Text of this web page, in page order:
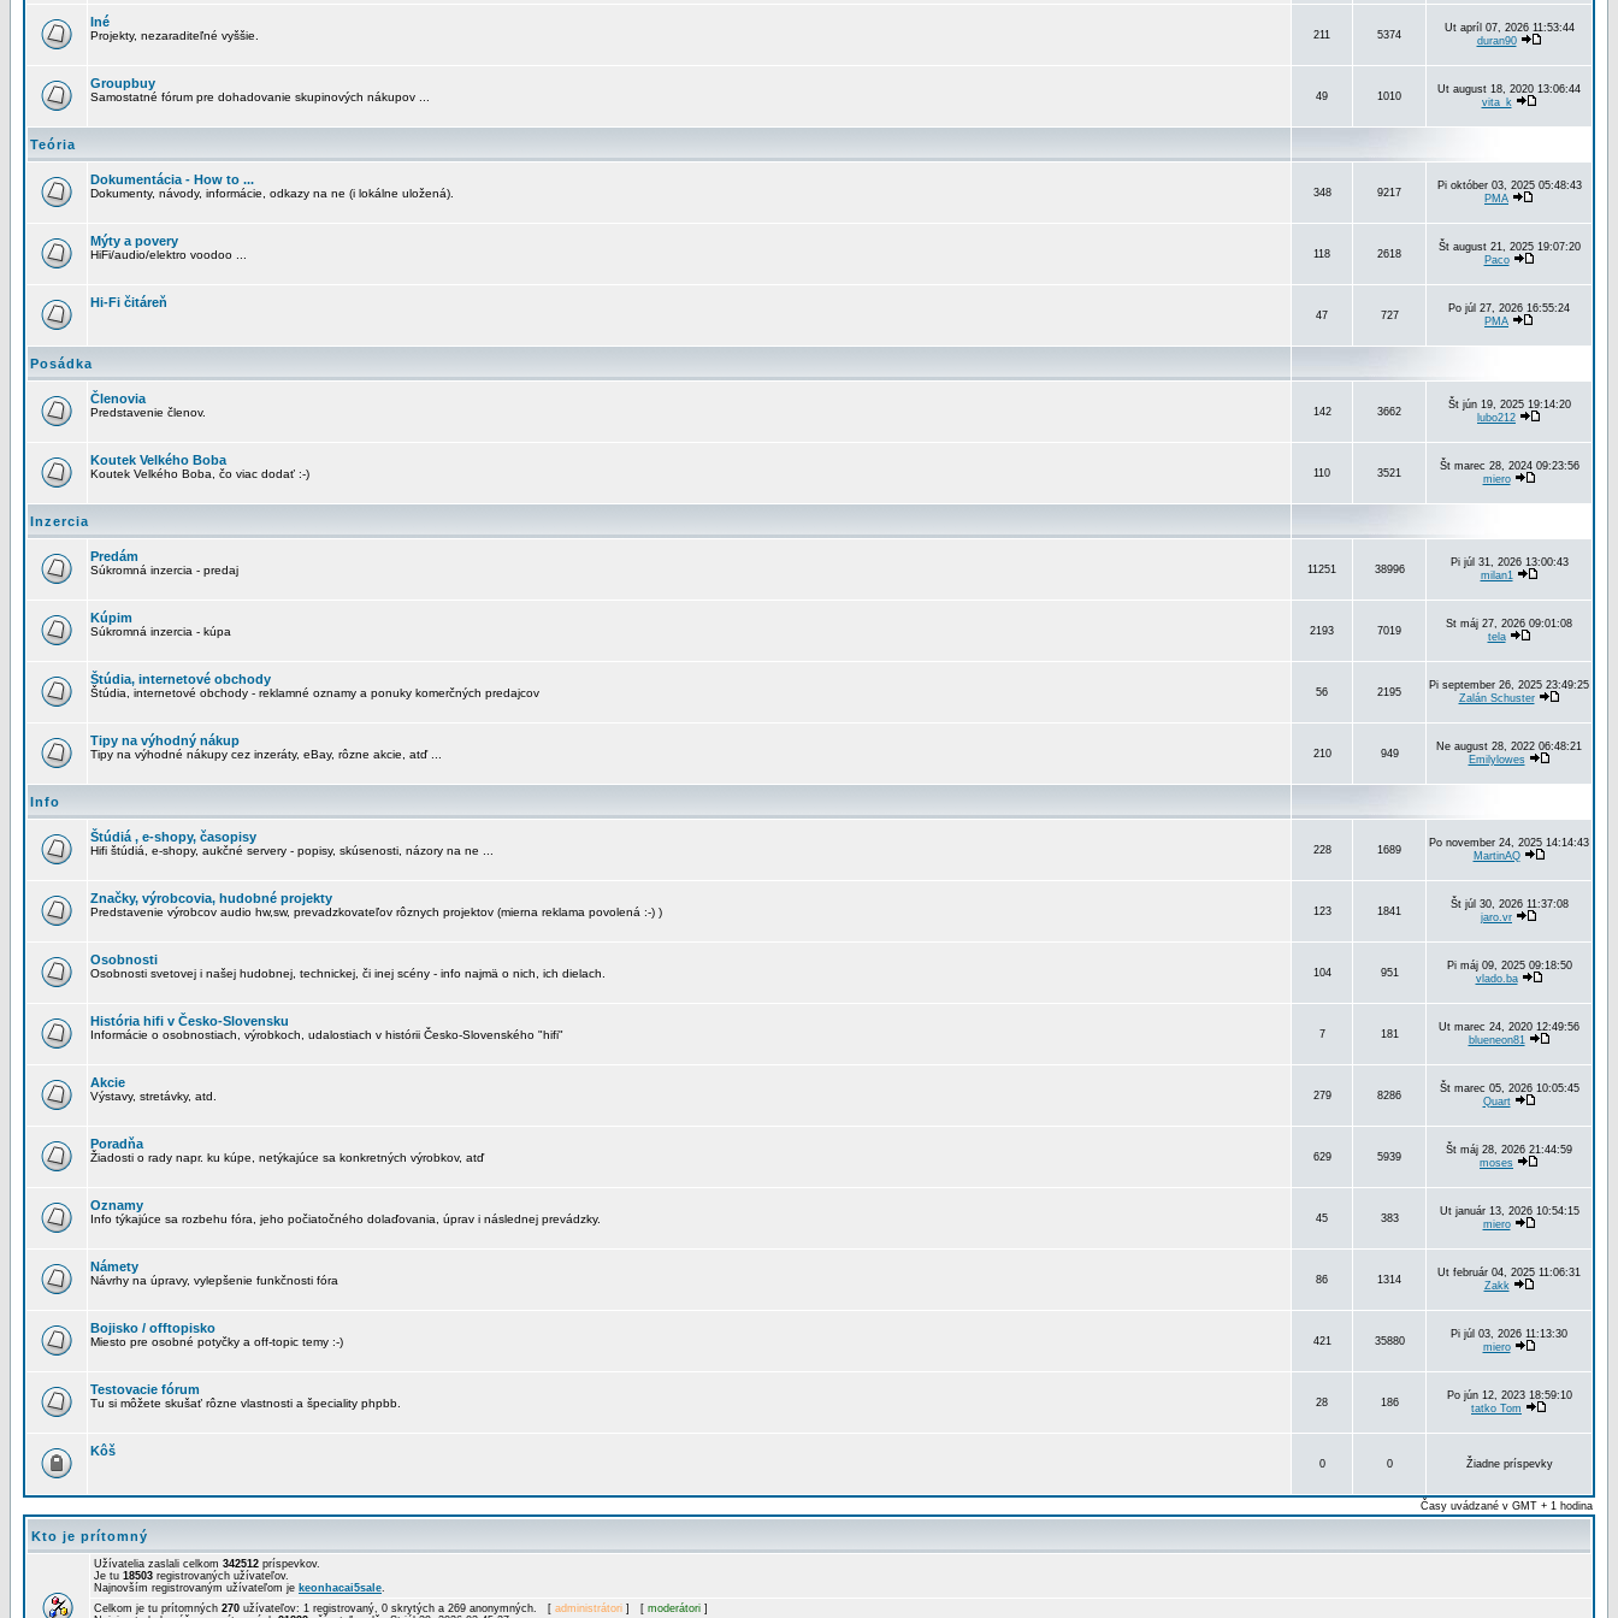
Iné
Projekty, nezaraditeľné vyššie. 211 5374
Ut apríl 07, 2026 11:53:44
duran90
Groupbuy
Samostatné fórum pre dohadovanie skupinových nákupov ... 49 1010
Ut august 18, 2020 13:06:44
vita_k
Teória
Dokumentácia - How to ...
Dokumenty, návody, informácie, odkazy na ne (i lokálne uložená). 348 9217
Pi október 03, 2025 05:48:43
PMA
Mýty a povery
HiFi/audio/elektro voodoo ... 118 2618
Št august 21, 2025 19:07:20
Paco
Hi-Fi čitáreň
47 727
Po júl 27, 2026 16:55:24
PMA
Posádka
Členovia
Predstavenie členov. 142 3662
Št jún 19, 2025 19:14:20
lubo212
Koutek Velkého Boba
Koutek Velkého Boba, čo viac dodať :-) 110 3521
Št marec 28, 2024 09:23:56
miero
Inzercia
Predám
Súkromná inzercia - predaj 11251 38996
Pi júl 31, 2026 13:00:43
milan1
Kúpim
Súkromná inzercia - kúpa 2193 7019
St máj 27, 2026 09:01:08
tela
Štúdia, internetové obchody
Štúdia, internetové obchody - reklamné oznamy a ponuky komerčných predajcov 56 2195
Pi september 26, 2025 23:49:25
Zalán Schuster
Tipy na výhodný nákup
Tipy na výhodné nákupy cez inzeráty, eBay, rôzne akcie, atď ... 210 949
Ne august 28, 2022 06:48:21
Emilylowes
Info
Štúdiá , e-shopy, časopisy
Hifi štúdiá, e-shopy, aukčné servery - popisy, skúsenosti, názory na ne ... 228 1689
Po november 24, 2025 14:14:43
MartinAQ
Značky, výrobcovia, hudobné projekty
Predstavenie výrobcov audio hw,sw, prevadzkovateľov rôznych projektov (mierna reklama povolená :-) ) 123 1841
Št júl 30, 2026 11:37:08
jaro.vr
Osobnosti
Osobnosti svetovej i našej hudobnej, technickej, či inej scény - info najmä o nich, ich dielach. 104 951
Pi máj 09, 2025 09:18:50
vlado.ba
História hifi v Česko-Slovensku
Informácie o osobnostiach, výrobkoch, udalostiach v histórii Česko-Slovenského "hifi" 7 181
Ut marec 24, 2020 12:49:56
blueneon81
Akcie
Výstavy, stretávky, atd. 279 8286
Št marec 05, 2026 10:05:45
Quart
Poradňa
Žiadosti o rady napr. ku kúpe, netýkajúce sa konkretných výrobkov, atď 629 5939
Št máj 28, 2026 21:44:59
moses
Oznamy
Info týkajúce sa rozbehu fóra, jeho počiatočného dolaďovania, úprav i následnej prevádzky. 45 383
Ut január 13, 2026 10:54:15
miero
Námety
Návrhy na úpravy, vylepšenie funkčnosti fóra 86 1314
Ut február 04, 2025 11:06:31
Zakk
Bojisko / offtopisko
Miesto pre osobné potyčky a off-topic temy :-) 421 35880
Pi júl 03, 2026 11:13:30
miero
Testovacie fórum
Tu si môžete skušať rôzne vlastnosti a špeciality phpbb. 28 186
Po jún 12, 2023 18:59:10
tatko Tom
Kôš
0 0 Žiadne príspevky
Časy uvádzané v GMT + 1 hodina
Kto je prítomný
Užívatelia zaslali celkom 342512 príspevkov.
Je tu 18503 registrovaných užívateľov.
Najnovším registrovaným užívateľom je keonhacai5sale.
Celkom je tu prítomných 270 užívateľov: 1 registrovaný, 0 skrytých a 269 anonymných. [ administrátori ] [ moderátori ]